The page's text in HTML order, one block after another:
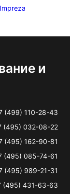
и
(499) 110-28-43
(495) 032-08-22
(495) 162-90-81
(495) 085-74-61
(495) 989-21-31
(495) 431-63-63